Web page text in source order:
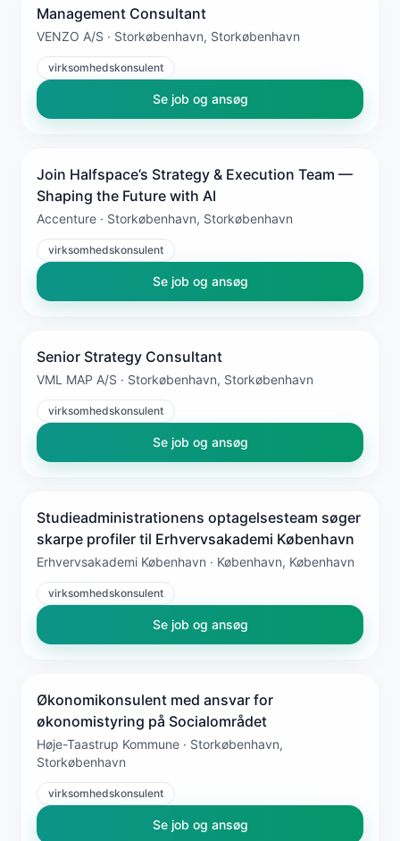
Management Consultant
VENZO A/S · Storkøbenhavn, Storkøbenhavn
virksomhedskonsulent
Se job og ansøg
Join Halfspace’s Strategy & Execution Team —
Shaping the Future with AI
Accenture · Storkøbenhavn, Storkøbenhavn
virksomhedskonsulent
Se job og ansøg
Senior Strategy Consultant
VML MAP A/S · Storkøbenhavn, Storkøbenhavn
virksomhedskonsulent
Se job og ansøg
Studieadministrationens optagelsesteam søger
skarpe profiler til Erhvervsakademi København
Erhvervsakademi København · København, København
virksomhedskonsulent
Se job og ansøg
Økonomikonsulent med ansvar for
økonomistyring på Socialområdet
Høje-Taastrup Kommune · Storkøbenhavn,
Storkøbenhavn
virksomhedskonsulent
Se job og ansøg